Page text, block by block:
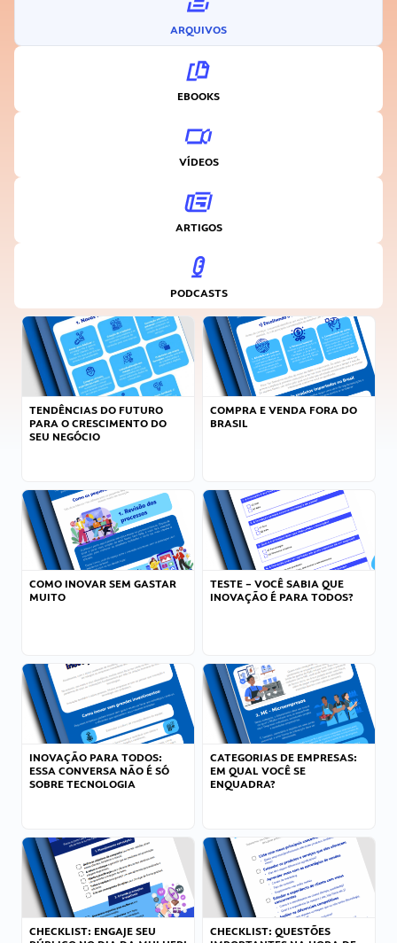
ARQUIVOS
EBOOKS
VÍDEOS
ARTIGOS
PODCASTS
TENDÊNCIAS DO FUTURO
PARA O CRESCIMENTO DO
SEU NEGÓCIO
COMPRA E VENDA FORA DO
BRASIL
COMO INOVAR SEM GASTAR
MUITO
TESTE – VOCÊ SABIA QUE
INOVAÇÃO É PARA TODOS?
INOVAÇÃO PARA TODOS:
ESSA CONVERSA NÃO É SÓ
SOBRE TECNOLOGIA
CATEGORIAS DE EMPRESAS:
EM QUAL VOCÊ SE
ENQUADRA?
CHECKLIST: ENGAJE SEU
CHECKLIST: QUESTÕES